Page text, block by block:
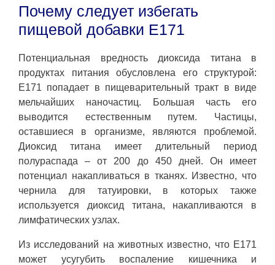
Почему следует избегать
пищевой добавки E171
Потенциальная вредность диоксида титана в
продуктах питания обусловлена ​​его структурой:
E171 попадает в пищеварительный тракт в виде
мельчайших наночастиц. Большая часть его
выводится естественным путем. Частицы,
оставшиеся в организме, являются проблемой.
Диоксид титана имеет длительный период
полураспада – от 200 до 450 дней. Он имеет
потенциал накапливаться в тканях. Известно, что
чернила для татуировки, в которых также
используется диоксид титана, накапливаются в
лимфатических узлах.
Из исследований на животных известно, что E171
может усугубить воспаление кишечника и